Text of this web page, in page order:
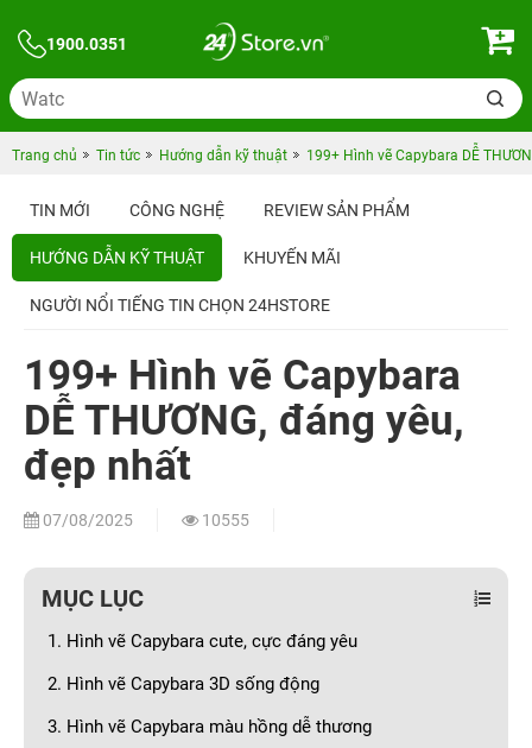
1900.0351
Trang chủ Tin tức Hướng dẫn kỹ thuật 199+ Hình vẽ Capybara DỄ
TIN MỚI CÔNG NGHỆ REVIEW SẢN PHẨM
HƯỚNG DẪN KỸ THUẬT KHUYẾN MÃI
NGƯỜI NỔI TIẾNG TIN CHỌN 24HSTORE
199+ Hình vẽ Capybara
DỄ THƯƠNG, đáng yêu,
đẹp nhất
07/08/2025 10555
MỤC LỤC
1. Hình vẽ Capybara cute, cực đáng yêu
2. Hình vẽ Capybara 3D sống động
3. Hình vẽ Capybara màu hồng dễ thương